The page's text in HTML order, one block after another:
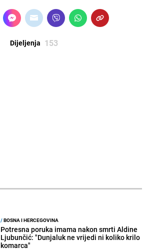
Dijeljenja 153
/BOSNA I HERCEGOVINA
Potresna poruka imama nakon smrti Aldine
Ljubunčić: "Dunjaluk ne vrijedi ni koliko krilo
komarca"